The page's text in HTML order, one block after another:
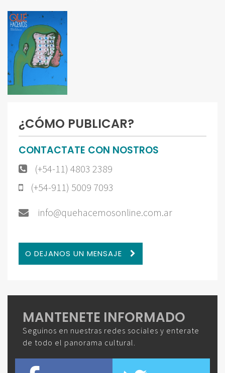
¿CÓMO PUBLICAR?
CONTACTATE CON NOSTROS
(+54-11) 4803 2389
(+54-911) 5009 7093
info@quehacemosonline.com.ar
O DEJANOS UN MENSAJE
MANTENETE INFORMADO
Seguinos en nuestras redes sociales y enterate
de todo el panorama cultural.